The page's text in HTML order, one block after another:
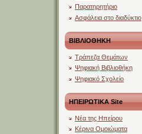
Παρατηρητήριο
Ασφάλεια στο διαδύκτιο
ΒΙΒΛΙΟΘΗΚΗ
Τράπεζα Θεμάτων
Ψηφιακή Βιβλιοθήκη
Ψηφιακό Σχολείο
ΗΠΕΙΡΩΤΙΚΑ Site
Νέα της Ηπείρου
Κέρινα Ομοιώματα